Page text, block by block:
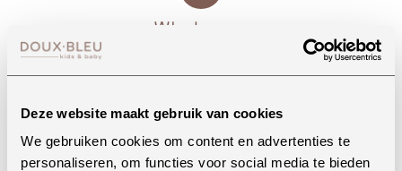
Deze website maakt gebruik van cookies
We gebruiken cookies om content en advertenties te
personaliseren, om functies voor social media te bieden
Whatsapp
Onze winkel in Uden
Bekijk openingstijden